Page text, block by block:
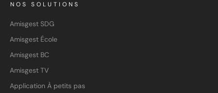
NOS SOLUTIONS
Amisgest SDG
Amisgest École
Amisgest BC
Amisgest TV
Application À petits pas